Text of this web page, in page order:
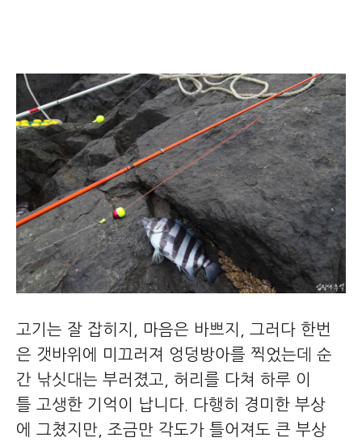
고기는 잘 잡히지, 마음은 바쁘지, 그러다 한번
은 갯바위에 미끄러져 엉덩방아를 찍었는데 순
간 낚싯대는 부러졌고, 허리를 다쳐 하루 이
틀 고생한 기억이 납니다. 다행히 경미한 부상
에 그쳤지만, 조금만 각도가 틀어져도 큰 부상